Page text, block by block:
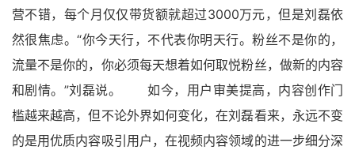
营不错，每个月仅仅带货额就超过3000万元，但是刘磊依
然很焦虑。“你今天行，不代表你明天行。粉丝不是你的，
流量不是你的，你必须每天想着如何取悦粉丝，做新的内容
和剧情。”刘磊说。 如今，用户审美提高，内容创作门
槛越来越高，但不论外界如何变化，在刘磊看来，永远不变
的是用优质内容吸引用户，在视频内容领域的进一步细分深